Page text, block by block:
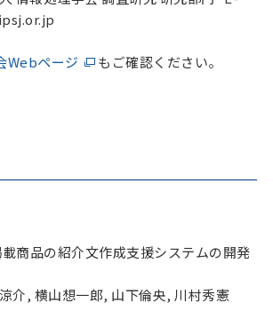
Webページ もご確認ください。
商品の紹介文作成支援システムの開発
介, 横山想一郎, 山下倫央, 川村秀憲